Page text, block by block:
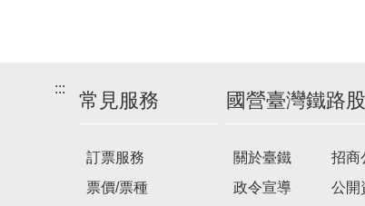
:::
常見服務
訂票服務
票價/票種
國營臺灣鐵路
關於臺鐵
政令宣導
招商
公開